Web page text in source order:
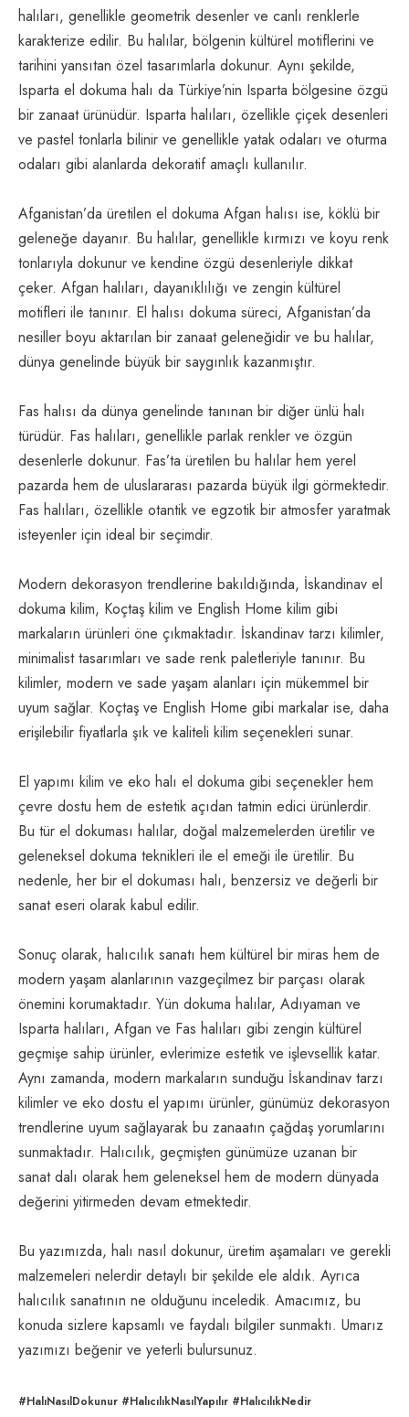
halıları, genellikle geometrik desenler ve canlı renklerle
karakterize edilir. Bu halılar, bölgenin kültürel motiflerini ve
tarihini yansıtan özel tasarımlarla dokunur. Aynı şekilde,
Isparta el dokuma halı da Türkiye’nin Isparta bölgesine özgü
bir zanaat ürünüdür. Isparta halıları, özellikle çiçek desenleri
ve pastel tonlarla bilinir ve genellikle yatak odaları ve oturma
odaları gibi alanlarda dekoratif amaçlı kullanılır.
Afganistan’da üretilen el dokuma Afgan halısı ise, köklü bir
geleneğe dayanır. Bu halılar, genellikle kırmızı ve koyu renk
tonlarıyla dokunur ve kendine özgü desenleriyle dikkat
çeker. Afgan halıları, dayanıklılığı ve zengin kültürel
motifleri ile tanınır. El halısı dokuma süreci, Afganistan’da
nesiller boyu aktarılan bir zanaat geleneğidir ve bu halılar,
dünya genelinde büyük bir saygınlık kazanmıştır.
Fas halısı da dünya genelinde tanınan bir diğer ünlü halı
türüdür. Fas halıları, genellikle parlak renkler ve özgün
desenlerle dokunur. Fas’ta üretilen bu halılar hem yerel
pazarda hem de uluslararası pazarda büyük ilgi görmektedir.
Fas halıları, özellikle otantik ve egzotik bir atmosfer yaratmak
isteyenler için ideal bir seçimdir.
Modern dekorasyon trendlerine bakıldığında, İskandinav el
dokuma kilim, Koçtaş kilim ve English Home kilim gibi
markaların ürünleri öne çıkmaktadır. İskandinav tarzı kilimler,
minimalist tasarımları ve sade renk paletleriyle tanınır. Bu
kilimler, modern ve sade yaşam alanları için mükemmel bir
uyum sağlar. Koçtaş ve English Home gibi markalar ise, daha
erişilebilir fiyatlarla şık ve kaliteli kilim seçenekleri sunar.
El yapımı kilim ve eko halı el dokuma gibi seçenekler hem
çevre dostu hem de estetik açıdan tatmin edici ürünlerdir.
Bu tür el dokuması halılar, doğal malzemelerden üretilir ve
geleneksel dokuma teknikleri ile el emeği ile üretilir. Bu
nedenle, her bir el dokuması halı, benzersiz ve değerli bir
sanat eseri olarak kabul edilir.
Sonuç olarak, halıcılık sanatı hem kültürel bir miras hem de
modern yaşam alanlarının vazgeçilmez bir parçası olarak
önemini korumaktadır. Yün dokuma halılar, Adıyaman ve
Isparta halıları, Afgan ve Fas halıları gibi zengin kültürel
geçmişe sahip ürünler, evlerimize estetik ve işlevsellik katar.
Aynı zamanda, modern markaların sunduğu İskandinav tarzı
kilimler ve eko dostu el yapımı ürünler, günümüz dekorasyon
trendlerine uyum sağlayarak bu zanaatın çağdaş yorumlarını
sunmaktadır. Halıcılık, geçmişten günümüze uzanan bir
sanat dalı olarak hem geleneksel hem de modern dünyada
değerini yitirmeden devam etmektedir.
Bu yazımızda, halı nasıl dokunur, üretim aşamaları ve gerekli
malzemeleri nelerdir detaylı bir şekilde ele aldık. Ayrıca
halıcılık sanatının ne olduğunu inceledik. Amacımız, bu
konuda sizlere kapsamlı ve faydalı bilgiler sunmaktı. Umarız
yazımızı beğenir ve yeterli bulursunuz.
#HalıNasılDokunur #HalıcılıkNasılYapılır #HalıcılıkNedir